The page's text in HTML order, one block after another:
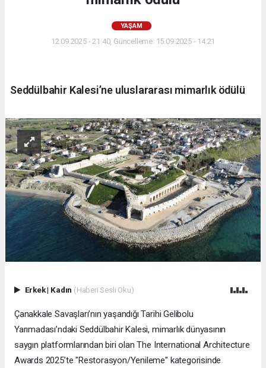
YAŞAM
12.09.2025 - 21:40, Güncelleme: 15.09.2025 - 14:21
Seddülbahir Kalesi’ne uluslararası mimarlık ödülü
Erkek| Kadın (Haberi Sesli Oku)
Çanakkale Savaşları’nın yaşandığı Tarihi Gelibolu
Yarımadası’ndaki Seddülbahir Kalesi, mimarlık dünyasının
saygın platformlarından biri olan The International Architecture
Awards 2025’te "Restorasyon/Yenileme" kategorisinde